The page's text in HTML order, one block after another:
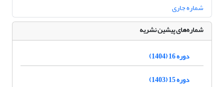
شماره جاری
شماره‌های پیشین نشریه
دوره 16 (1404)
دوره 15 (1403)